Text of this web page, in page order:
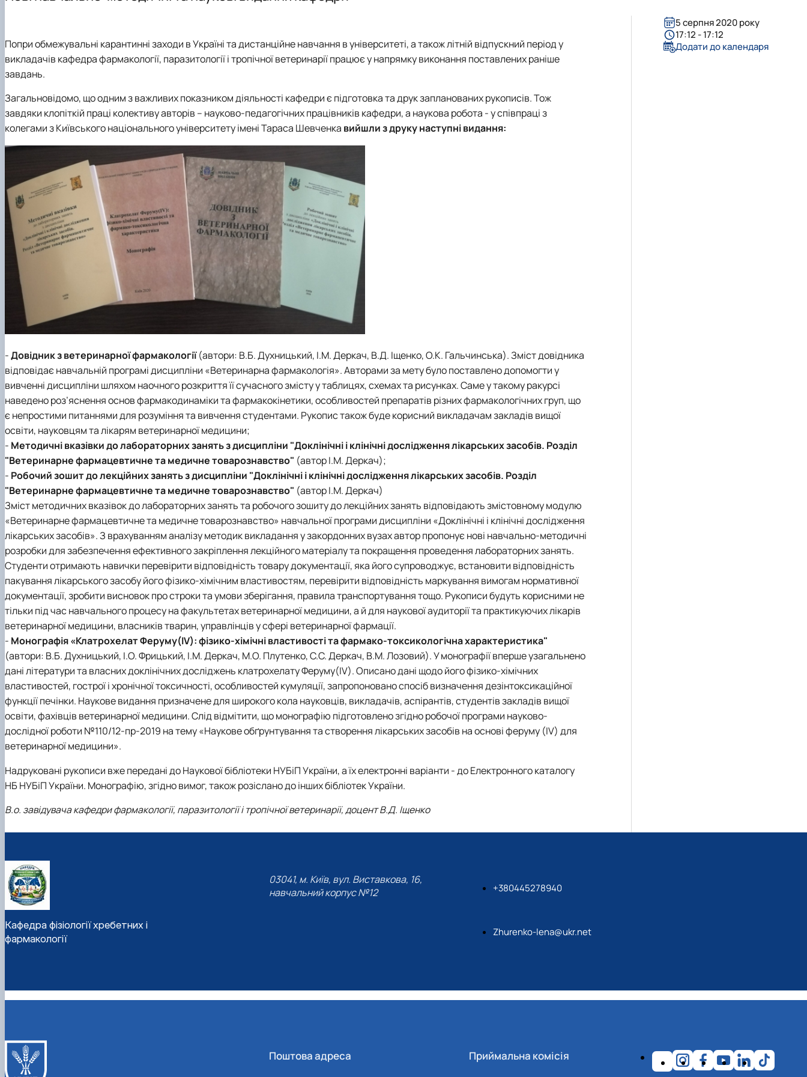
Навчально-методична література
Звіти
Фотогалерея
Науковий гурток "Ветеринарна фармакологія і фармація"
План роботи
Фотоматеріали
Звіти
Положення про гурток
Фотогалерея
Звіти
Положення про гурток
Фотогалерея
Аспірантура
Попри обмежувальні карантинні заходи в Україні та дистанційне навчання в університеті, а також літній відпускний період у
викладачів кафедра фармакології, паразитології і тропічної ветеринарії працює у напрямку виконання поставлених раніше
завдань.
Загальновідомо, що одним з важливих показником діяльності кафедри є підготовка та друк запланованих рукописів. Тож
завдяки клопіткій праці колективу авторів – науково-педагогічних працівників кафедри, а наукова робота - у співпраці з
колегами з Київського національного університету імені Тараса Шевченка вийшли з друку наступні видання:
-Довідник з ветеринарної фармакології(автори: В.Б. Духницький, І.М. Деркач, В.Д. Іщенко, О.К. Гальчинська). Зміст довідника
відповідає навчальній програмі дисципліни «Ветеринарна фармакологія». Авторами за мету було поставлено допомогти у
вивченні дисципліни шляхом наочного розкриття її сучасного змісту у таблицях, схемах та рисунках. Саме у такому ракурсі
наведено роз’яснення основ фармакодинаміки та фармакокінетики, особливостей препаратів різних фармакологічних груп, що
є непростими питаннями для розуміння та вивчення студентами. Рукопис також буде корисний викладачам закладів вищої
освіти, науковцям та лікарям ветеринарної медицини;
- Методичні вказівки до лабораторних занять з дисципліни "Доклінічні і клінічні дослідження лікарських засобів. Розділ
"Ветеринарне фармацевтичне та медичне товарознавство" (автор І.М. Деркач);
- Робочий зошит до лекційних занять з дисципліни "Доклінічні і клінічні дослідження лікарських засобів. Розділ
"Ветеринарне фармацевтичне та медичне товарознавство" (автор І.М. Деркач)
Зміст методичних вказівок до лабораторних занять та робочого зошиту до лекційних занять відповідають змістовному модулю
«Ветеринарне фармацевтичне та медичне товарознавство» навчальної програми дисципліни «Доклінічні і клінічні дослідження
лікарських засобів». З врахуванням аналізу методик викладання у закордонних вузах автор пропонує нові навчально-методичні
розробки для забезпечення ефективного закріплення лекційного матеріалу та покращення проведення лабораторних занять.
Студенти отримають навички перевірити відповідність товару документації, яка його супроводжує, встановити відповідність
пакування лікарського засобу його фізико-хімічним властивостям, перевірити відповідність маркування вимогам нормативної
документації, зробити висновок про строки та умови зберігання, правила транспортування тощо. Рукописи будуть корисними не
тільки під час навчального процесу на факультетах ветеринарної медицини, а й для наукової аудиторії та практикуючих лікарів
ветеринарної медицини, власників тварин, управлінців у сфері ветеринарної фармації.
- Монографія «Клатрохелат Феруму(IV): фізико-хімічні властивості та фармако-токсикологічна характеристика"
(автори: В.Б. Духницький, І.О. Фрицький, І.М. Деркач, М.О. Плутенко, С.С. Деркач, В.М. Лозовий). У монографії вперше узагальнено
дані літератури та власних доклінічних досліджень клатрохелату Феруму(IV). Описано дані щодо його фізико-хімічних
властивостей, гострої і хронічної токсичності, особливостей кумуляції, запропоновано спосіб визначення дезінтоксикаційної
функції печінки. Наукове видання призначене для широкого кола науковців, викладачів, аспірантів, студентів закладів вищої
освіти, фахівців ветеринарної медицини. Слід відмітити, що монографію підготовлено згідно робочої програми науково-
дослідної роботи №110/12-пр-2019 на тему «Наукове обґрунтування та cтворення лікарських засобів на основі феруму (IV) для
ветеринарної медицини».
Надруковані рукописи вже передані до Наукової бібліотеки НУБіП України, а їх електронні варіанти - до Електронного каталогу
НБ НУБіП України. Монографію, згідно вимог, також розіслано до інших бібліотек України.
В.о. завідувача кафедри фармакології, паразитології і тропічної ветеринарії, доцент В.Д. Іщенко
5 серпня 2020 року
17:12 - 17:12
Додати до календаря
Кафедра фізіології хребетних і
фармакології
03041, м. Київ, вул. Виставкова, 16,
навчальний корпус №12
+380445278940
Zhurenko-lena@ukr.net
Поштова адреса Приймальна комісія